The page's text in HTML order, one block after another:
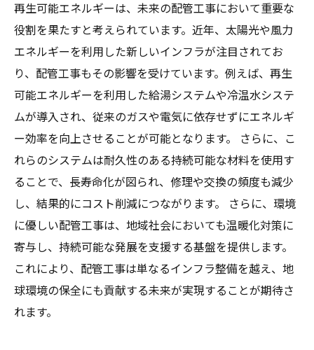
再生可能エネルギーは、未来の配管工事において重要な
役割を果たすと考えられています。近年、太陽光や風力
エネルギーを利用した新しいインフラが注目されてお
り、配管工事もその影響を受けています。例えば、再生
可能エネルギーを利用した給湯システムや冷温水システ
ムが導入され、従来のガスや電気に依存せずにエネルギ
ー効率を向上させることが可能となります。 さらに、こ
れらのシステムは耐久性のある持続可能な材料を使用す
ることで、長寿命化が図られ、修理や交換の頻度も減少
し、結果的にコスト削減につながります。 さらに、環境
に優しい配管工事は、地域社会においても温暖化対策に
寄与し、持続可能な発展を支援する基盤を提供します。
これにより、配管工事は単なるインフラ整備を越え、地
球環境の保全にも貢献する未来が実現することが期待さ
れます。